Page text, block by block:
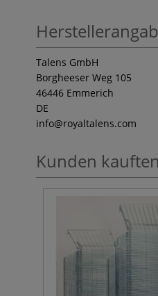
Talens GmbH
Borgheeser Weg 105
46446 Emmerich
DE
info@royaltalens.com
Kunden